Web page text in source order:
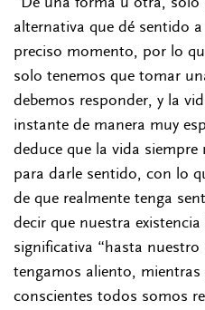
alternativa que dé sentido
preciso momento, por lo
solo tenemos que tomar
debemos responder, y la
instante de manera muy
deduce que la vida
para darle sentido, con lo
de que realmente tenga
decir que nuestra
significativa “hasta
tengamos aliento, mientras
conscientes todos somos